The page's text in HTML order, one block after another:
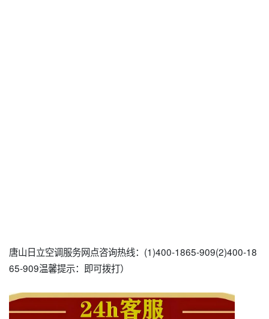
唐山日立空调服务网点咨询热线：(1)400-1865-909(2)400-18
65-909温馨提示：即可拨打）